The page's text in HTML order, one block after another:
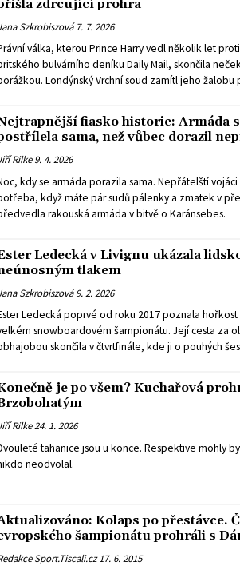
zdrcující prohra
Szkrobiszová 7. 7. 2026
válka, kterou Prince Harry vedl několik let
bulvárního deníku Daily Mail, skončila
Londýnský Vrchní soud zamítl jeho žalobu
prokázání nezákonného získávání soukromých
fiasko historie: Armáda
sama, než vůbec dorazil
Rilke 9. 4. 2026
kdy se armáda porazila sama. Nepřátelští
když máte pár sudů pálenky a zmatek v
rakouská armáda v bitvě o Karánsebes.
Ledecká v Livignu ukázala
tlakem
Szkrobiszová 9. 2. 2026
Ledecká poprvé od roku 2017 poznala hořkost
snowboardovém šampionátu. Její cesta za
skončila v čtvrtfinále, kde ji o pouhých
je po všem? Kuchařová
Rilke24. 1. 2026
tahanice jsou u konce. Respektive mohly
neodvolal.
Kolaps po přestávce.
šampionátu prohráli s
Sport.Tiscali.cz 17. 6. 2015